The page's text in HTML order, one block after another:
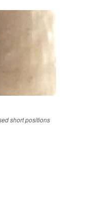
short positions